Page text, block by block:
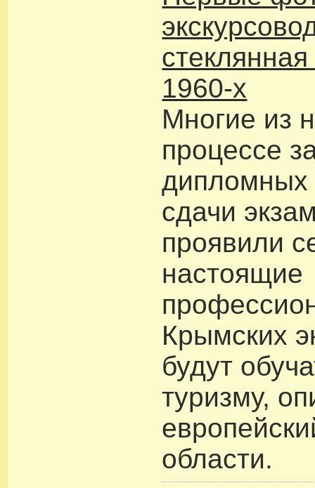
1960-х
Многие из
процессе
дипломных
сдачи
проявили
настоящие
Крымских
будут
туризму,
области.